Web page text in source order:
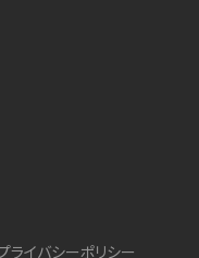
ライバシーポリシー